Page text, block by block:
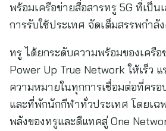
พร้อมเครือข่ายสื่อสารทรู 5G ที่เป็
การรับใช้ประเทศ จัดเต็มสรรพกำลั
ทรู ได้ยกระดับความพร้อมของเครื
Power Up True Network ให้เร็ว
ความหมายในทุกการเชื่อมต่อที่คร
และที่พักนักกีฬาทั่วประเทศ โดยเฉ
พลังของทรูและดีแทคสู่ One